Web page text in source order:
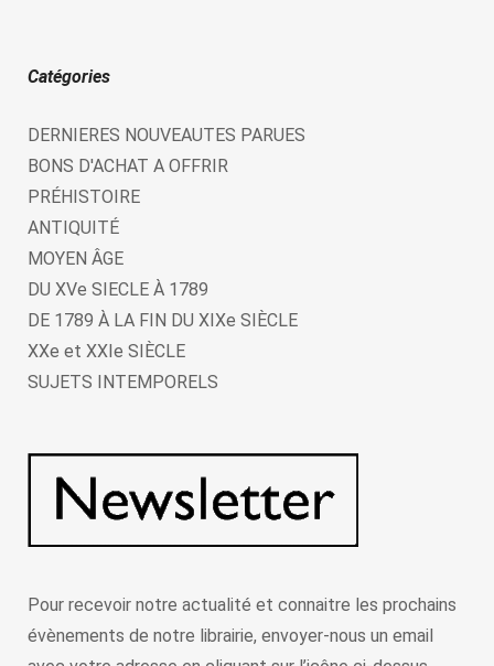
Catégories
DERNIERES NOUVEAUTES PARUES
BONS D'ACHAT A OFFRIR
PRÉHISTOIRE
ANTIQUITÉ
MOYEN ÂGE
DU XVe SIECLE À 1789
DE 1789 À LA FIN DU XIXe SIÈCLE
XXe et XXIe SIÈCLE
SUJETS INTEMPORELS
Pour recevoir notre actualité et connaitre les prochains
évènements de notre librairie, envoyer-nous un email